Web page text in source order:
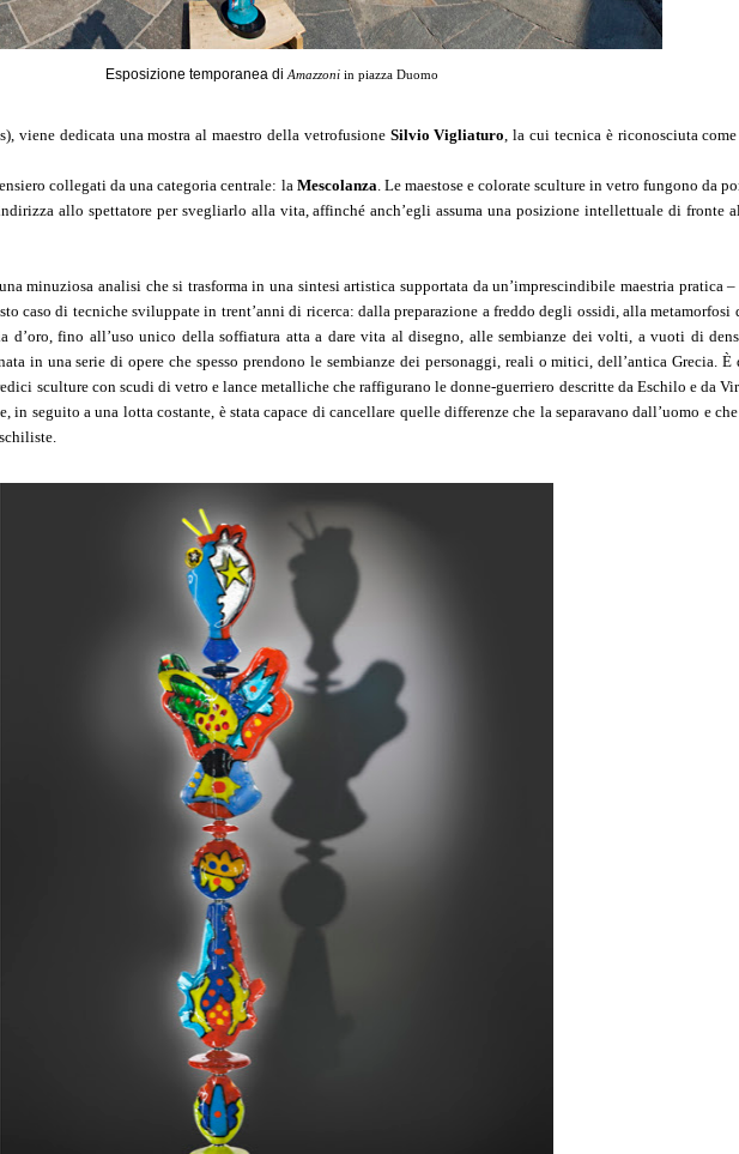
Esposizione temporanea diAmazzoni in piazza Duomo
viene dedicata una mostra al maestro della vetrofusione Silvio Vigliaturo, la cui tecnica è riconosciuta
collegati da una categoria centrale: la Mescolanza. Le maestose e colorate sculture in vetro fungono da
allo spettatore per svegliarlo alla vita, affinché anch’egli assuma una posizione intellettuale di fronte
minuziosa analisi che si trasforma in una sintesi artistica supportata da un’imprescindibile maestria pratica
caso di tecniche sviluppate in trent’anni di ricerca: dalla preparazione a freddo degli ossidi, alla metamorfosi
d’oro, fino all’uso unico della soffiatura atta a dare vita al disegno, alle sembianze dei volti, a vuoti di
in una serie di opere che spesso prendono le sembianze dei personaggi, reali o mitici, dell’antica Grecia. È
sculture con scudi di vetro e lance metalliche che raffigurano le donne-guerriero descritte da Eschilo e da
in seguito a una lotta costante, è stata capace di cancellare quelle differenze che la separavano dall’uomo e